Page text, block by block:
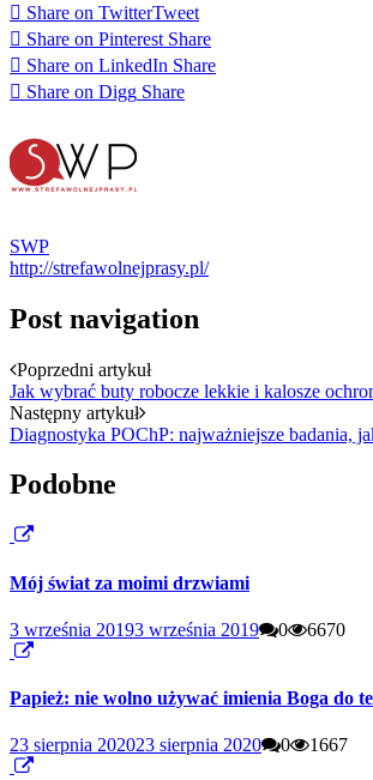
Share on TwitterTweet
Share on Pinterest Share
Share on LinkedIn Share
Share on Digg Share
SWP
http://strefawolnejprasy.pl/
Post navigation
Poprzedni artykuł
Jak wybrać buty robocze lekkie i kalosze
Następny artykuł
Diagnostyka POChP: najważniejsze badania,
Podobne
Mój świat za moimi drzwiami
3 września 20193 września 2019 0 6670
Papież: nie wolno używać imienia Boga do
23 sierpnia 202023 sierpnia 2020 0 1667